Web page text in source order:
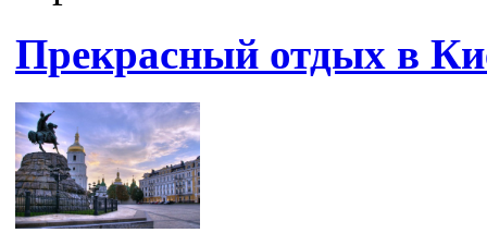
Прекрасный отдых в